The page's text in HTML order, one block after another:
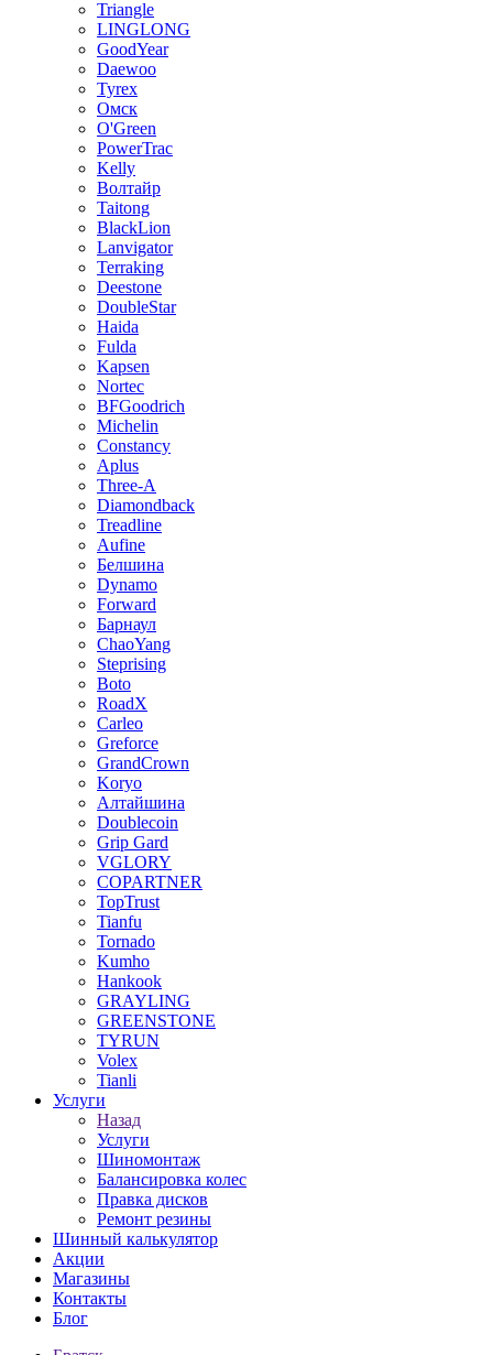
Triangle
LINGLONG
GoodYear
Daewoo
Tyrex
Омск
O'Green
PowerTrac
Kelly
Волтайр
Taitong
BlackLion
Lanvigator
Terraking
Deestone
DoubleStar
Haida
Fulda
Kapsen
Nortec
BFGoodrich
Michelin
Constancy
Aplus
Three-A
Diamondback
Treadline
Aufine
Белшина
Dynamo
Forward
Барнаул
ChaoYang
Steprising
Boto
RoadX
Carleo
Greforce
GrandCrown
Koryo
Алтайшина
Doublecoin
Grip Gard
VGLORY
COPARTNER
TopTrust
Tianfu
Tornado
Kumho
Hankook
GRAYLING
GREENSTONE
TYRUN
Volex
Tianli
Услуги
Назад
Услуги
Шиномонтаж
Балансировка колес
Правка дисков
Ремонт резины
Шинный калькулятор
Акции
Магазины
Контакты
Блог